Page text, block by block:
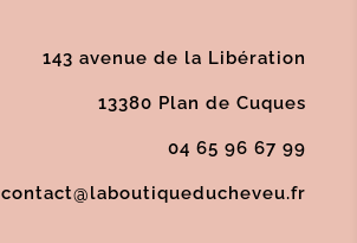
143 avenue de la Libération
13380 Plan de Cuques
04 65 96 67 99
contact@laboutiqueducheveu.fr